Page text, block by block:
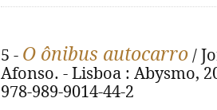
5 - O ônibus autocarro /
Afonso. - Lisboa : Abysmo,
978-989-9014-44-2